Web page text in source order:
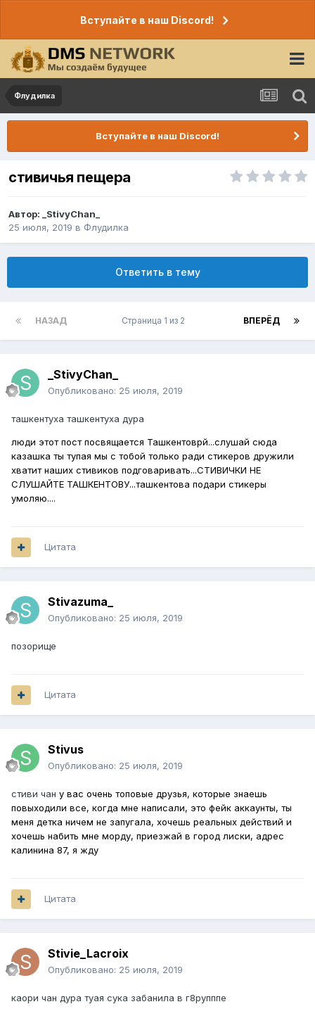
Вступайте в наш Discord!
Флудилка
Вступайте в наш Discord!
стивичья пещера
Автор: _StivyChan_
25 июля, 2019 в Флудилка
Ответить в тему
НАЗАД ВПЕРЁД
Страница 1 из 2
_StivyChan_
Опубликовано: 25 июля, 2019
ташкентуха ташкентуха дура
люди этот пост посвящается Ташкентоврй...слушай сюда
казашка ты тупая мы с тобой только ради стикеров дружили
хватит наших стивиков подговаривать...СТИВИЧКИ НЕ
СЛУШАЙТЕ ТАШКЕНТОВУ...ташкентова подари стикеры
умоляю....
Цитата
Stivazuma_
Опубликовано: 25 июля, 2019
позорище
Цитата
Stivus
Опубликовано: 25 июля, 2019
стиви чан у вас очень топовые друзья, которые знаешь
повыходили все, когда мне написали, это фейк аккаунты, ты
меня детка ничем не запугала, хочешь реальных действий и
хочешь набить мне морду, приезжай в город лиски, адрес
калинина 87, я жду
Цитата
Stivie_Lacroix
Опубликовано: 25 июля, 2019
каори чан дура туая сука забанила в г8рупппе